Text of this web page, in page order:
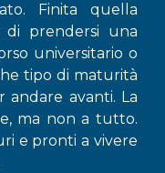
Finita quella
di prendersi una
universitario o
tipo di maturità
andare avanti. La
ma non a tutto.
e pronti a vivere